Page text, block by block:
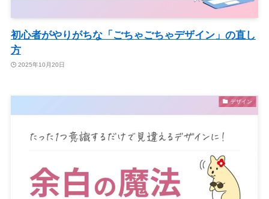
初心者がやりがちな「ごちゃごちゃデザイン」の直し
方
2025年10月20日
デザイン